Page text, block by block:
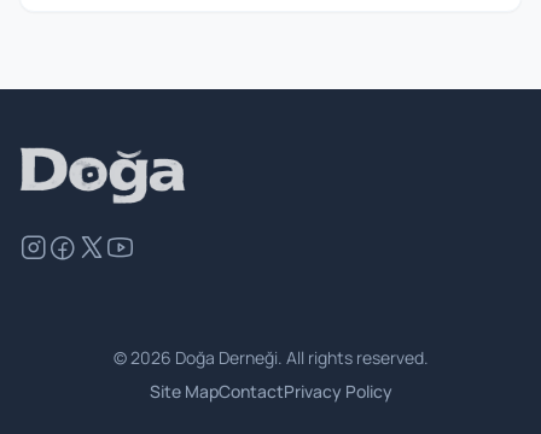
©2026 Doğa Derneği. All rights reserved.
Site MapContactPrivacy Policy